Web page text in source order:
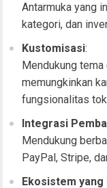
Antarmuka yang
kategori, dan
Kustomisasi:
Mendukung
memungkinkan
fungsionalitas
Integrasi
Mendukung
PayPal, Stripe,
Ekosistem yang